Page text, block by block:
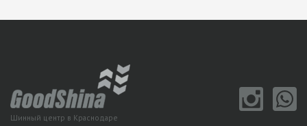
Шинный центр в Краснодаре